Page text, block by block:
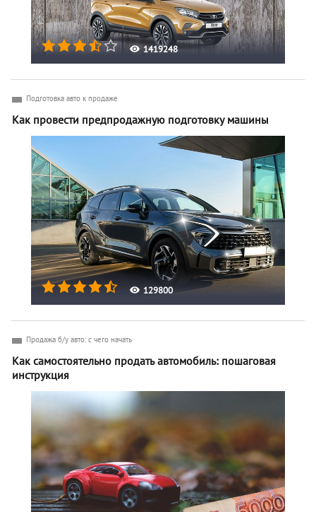
1419248
129800
Подготовка авто к продаже
Как провести предпродажную подготовку машины
Продажа б/у авто: с чего начать
Как самостоятельно продать автомобиль: пошаговая
инструкция